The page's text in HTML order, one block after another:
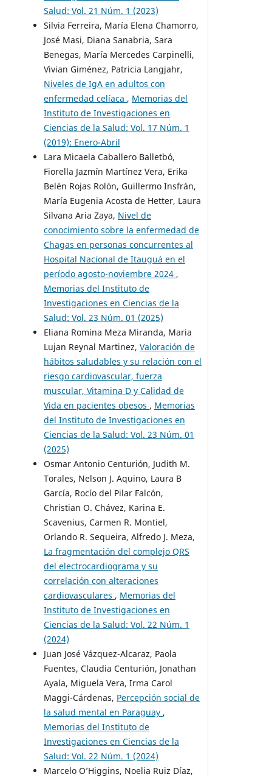
Salud: Vol. 21 Núm. 1 (2023)
Silvia Ferreira, María Elena Chamorro,
José Masi, Diana Sanabria, Sara
Benegas, María Mercedes Carpinelli,
Vivian Giménez, Patricia Langjahr,
Niveles de IgA en adultos con
enfermedad celíaca , Memorias del
Instituto de Investigaciones en
Ciencias de la Salud: Vol. 17 Núm. 1
(2019): Enero-Abril
Lara Micaela Caballero Balletbó,
Fiorella Jazmín Martínez Vera, Erika
Belén Rojas Rolón, Guillermo Insfrán,
María Eugenia Acosta de Hetter, Laura
Silvana Aria Zaya, Nivel de
conocimiento sobre la enfermedad de
Chagas en personas concurrentes al
Hospital Nacional de Itauguá en el
período agosto-noviembre 2024 ,
Memorias del Instituto de
Investigaciones en Ciencias de la
Salud: Vol. 23 Núm. 01 (2025)
Eliana Romina Meza Miranda, Maria
Lujan Reynal Martinez, Valoración de
hábitos saludables y su relación con el
riesgo cardiovascular, fuerza
muscular, Vitamina D y Calidad de
Vida en pacientes obesos , Memorias
del Instituto de Investigaciones en
Ciencias de la Salud: Vol. 23 Núm. 01
(2025)
Osmar Antonio Centurión, Judith M.
Torales, Nelson J. Aquino, Laura B
García, Rocío del Pilar Falcón,
Christian O. Chávez, Karina E.
Scavenius, Carmen R. Montiel,
Orlando R. Sequeira, Alfredo J. Meza,
La fragmentación del complejo QRS
del electrocardiograma y su
correlación con alteraciones
cardiovasculares , Memorias del
Instituto de Investigaciones en
Ciencias de la Salud: Vol. 22 Núm. 1
(2024)
Juan José Vázquez-Alcaraz, Paola
Fuentes, Claudia Centurión, Jonathan
Ayala, Miguela Vera, Irma Carol
Maggi-Cárdenas, Percepción social de
la salud mental en Paraguay ,
Memorias del Instituto de
Investigaciones en Ciencias de la
Salud: Vol. 22 Núm. 1 (2024)
Marcelo O’Higgins, Noelia Ruiz Díaz,